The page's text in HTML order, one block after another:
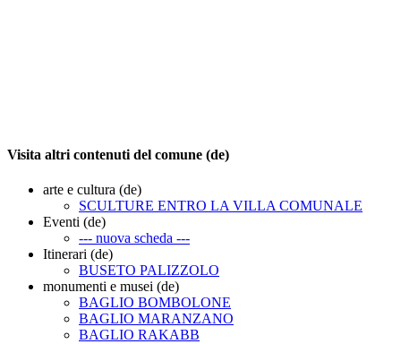
Visita altri contenuti del comune (de)
arte e cultura (de)
SCULTURE ENTRO LA VILLA COMUNALE
Eventi (de)
--- nuova scheda ---
Itinerari (de)
BUSETO PALIZZOLO
monumenti e musei (de)
BAGLIO BOMBOLONE
BAGLIO MARANZANO
BAGLIO RAKABB